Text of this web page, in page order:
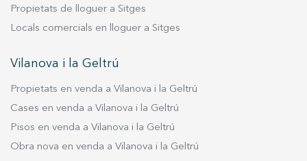
Propietats de lloguer a Sitges
Locals comercials en lloguer a Sitges
Vilanova i la Geltrú
Propietats en venda a Vilanova i la Geltrú
Cases en venda a Vilanova i la Geltrú
Pisos en venda a Vilanova i la Geltrú
Obra nova en venda a Vilanova i la Geltrú